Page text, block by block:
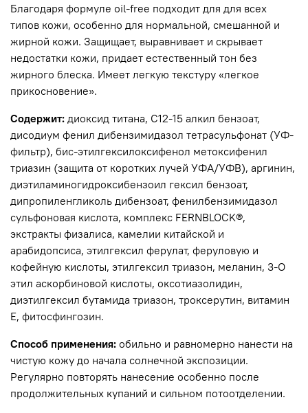
Благодаря формуле oil-free подходит для для всех
типов кожи, особенно для нормальной, смешанной и
жирной кожи. Защищает, выравнивает и скрывает
недостатки кожи, придает естественный тон без
жирного блеска. Имеет легкую текстуру «легкое
прикосновение».
Содержит: диоксид титана, С12-15 алкил бензоат,
дисодиум фенил дибензимидазол тетрасульфонат (УФ-
фильтр), бис-этилгексилоксифенол метоксифенил
триазин (защита от коротких лучей УФА/УФВ), аргинин,
диэтиламиногидроксибензоил гексил бензоат,
дипропиленгликоль дибензоат, фенилбензимидазол
сульфоновая кислота, комплекс FERNBLOCK®,
экстракты физалиса, камелии китайской и
арабидопсиса, этилгексил ферулат, феруловую и
кофейную кислоты, этилгексил триазон, меланин, 3-О
этил аскорбиновой кислоты, оксотиазолидин,
диэтилгексил бутамида триазон, троксерутин, витамин
Е, фитосфингозин.
Способ применения: обильно и равномерно нанести на
чистую кожу до начала солнечной экспозиции.
Регулярно повторять нанесение особенно после
продолжительных купаний и сильном потоотделении.